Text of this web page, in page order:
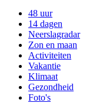
48 uur
14 dagen
Neerslagradar
Zon en maan
Activiteiten
Vakantie
Klimaat
Gezondheid
Foto's